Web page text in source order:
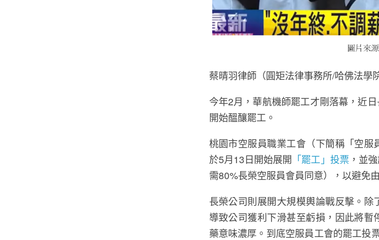
蔡晴羽律師（圓矩法律事務所/哈佛法學
今年2月，華航機師罷工才剛落幕，近
開始醞釀罷工。
桃園市空服員職業工會（下簡稱「空
於5月13日開始展開 「罷工」投票，並
需80%長榮空服員會員同意），以避免
長榮公司則展開大規模輿論戰反擊。
導致公司獲利下滑甚至虧損，因此將
藥意味濃厚。到底空服員工會的罷工投